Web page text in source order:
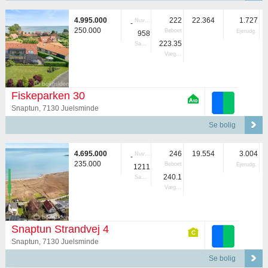
4.995.000
250.000
- Nuvær.
958
Samlet
222
Beboet
223.35
Vægtet
22.364 1.727
Ejerudg.
Fiskeparken 30
Snaptun, 7130 Juelsminde
Se bolig
4.695.000
235.000
- Nuvær.
1211
Samlet
246
Beboet
240.1
Vægtet
19.554 3.004
Ejerudg.
Snaptun Strandvej 4
Snaptun, 7130 Juelsminde
Se bolig